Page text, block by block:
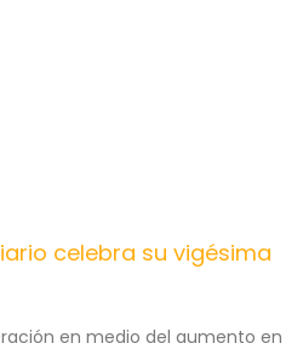
celebra su vigésima
en medio del aumento en